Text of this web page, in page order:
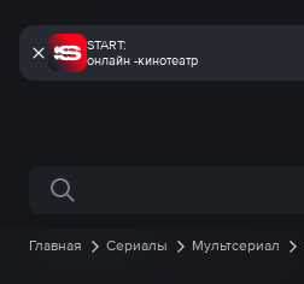
START:
онлайн -кинотеатр
Поиск по сайту
Главная Сериалы Мультсериал